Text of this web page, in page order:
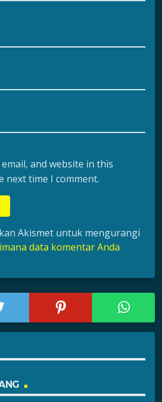
email, and website in this
next time I comment.
Akismet untuk mengurangi
data komentar Anda